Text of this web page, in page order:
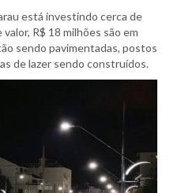
está investindo cerca de
R$ 18 milhões são em
sendo pavimentadas, postos
de lazer sendo construídos.